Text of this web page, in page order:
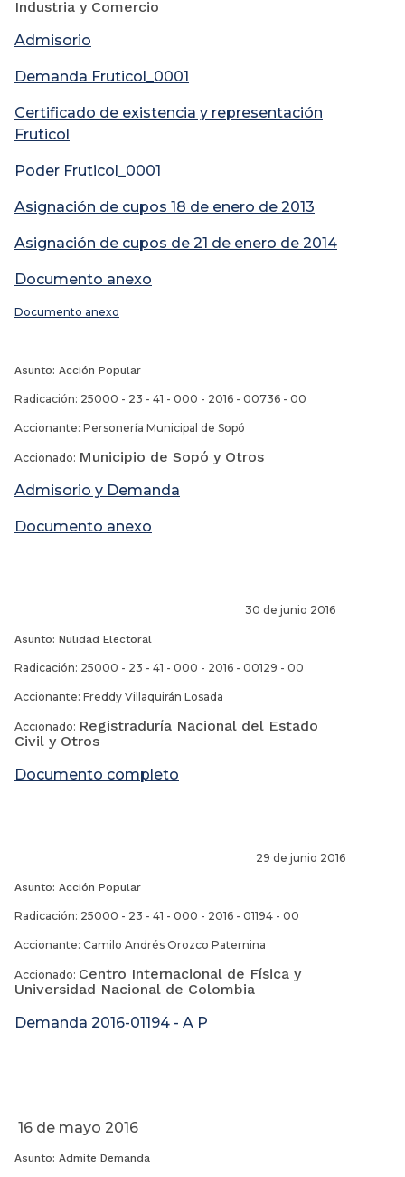
Industria y Comercio
Admisorio
Demanda Fruticol_0001
Certificado de existencia y representación
Fruticol
Poder Fruticol_0001
Asignación de cupos 18 de enero de 2013
Asignación de cupos de 21 de enero de 2014
Documento anexo
Documento anexo
Asunto: Acción Popular
Radicación: 25000 - 23 - 41 - 000 - 2016 - 00736 - 00
Accionante: Personería Municipal de Sopó
Accionado: Municipio de Sopó y Otros
Admisorio y Demanda
Documento anexo
30 de junio 2016
Asunto: Nulidad Electoral
Radicación: 25000 - 23 - 41 - 000 - 2016 - 00129 - 00
Accionante: Freddy Villaquirán Losada
Accionado: Registraduría Nacional del Estado
Civil y Otros
Documento completo
29 de junio 2016
Asunto: Acción Popular
Radicación: 25000 - 23 - 41 - 000 - 2016 - 01194 - 00
Accionante: Camilo Andrés Orozco Paternina
Accionado: Centro Internacional de Física y
Universidad Nacional de Colombia
Demanda 2016-01194 - A P
16 de mayo 2016
Asunto: Admite Demanda